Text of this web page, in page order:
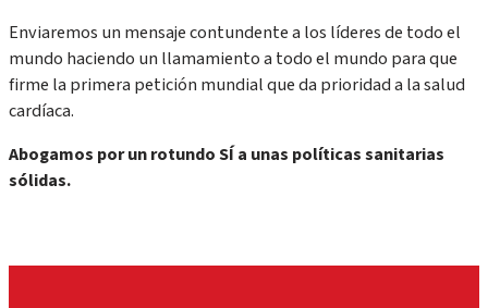
Enviaremos un mensaje contundente a los líderes de todo el
mundo haciendo un llamamiento a todo el mundo para que
firme la primera petición mundial que da prioridad a la salud
cardíaca.
Abogamos por un rotundo SÍ a unas políticas sanitarias
sólidas.